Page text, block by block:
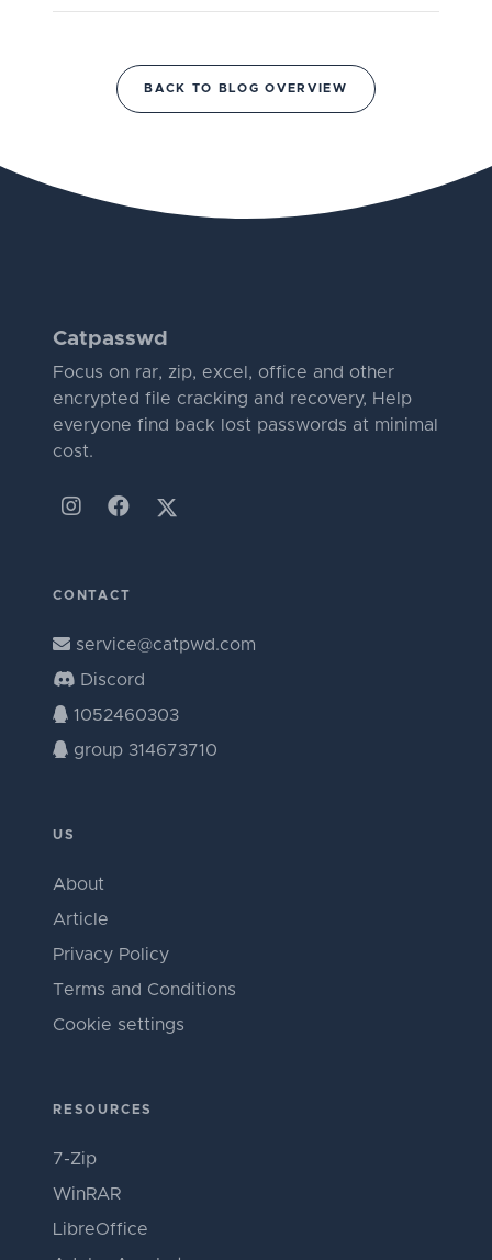
BACK TO BLOG OVERVIEW
Catpasswd
Focus on rar, zip, excel, office and other
encrypted file cracking and recovery, Help
everyone find back lost passwords at minimal
cost.
CONTACT
service@catpwd.com
Discord
1052460303
group 314673710
US
About
Article
Privacy Policy
Terms and Conditions
Cookie settings
RESOURCES
7-Zip
WinRAR
LibreOffice